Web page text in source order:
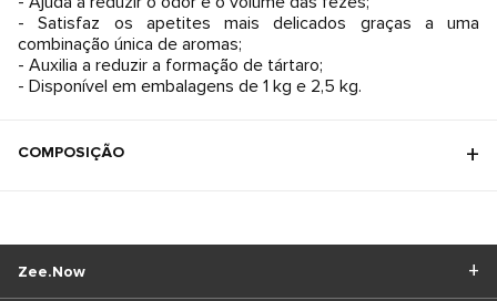
- Satisfaz os apetites mais delicados graças a uma
combinação única de aromas;
- Auxilia a reduzir a formação de tártaro;
- Disponível em embalagens de 1 kg e 2,5 kg.
COMPOSIÇÃO
Zee.Now